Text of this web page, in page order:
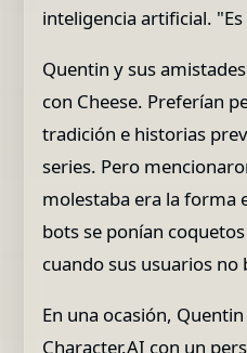
inteligencia artificial.
Quentin y sus
con Cheese. Preferían
tradición e historias
series. Pero
molestaba era la forma
bots se ponían
cuando sus usuarios no
En una ocasión,
Character.AI con un